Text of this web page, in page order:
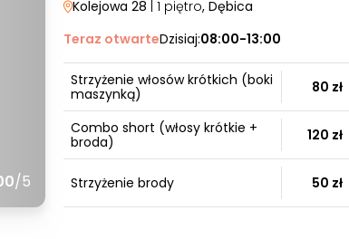
/5
Kolejowa 28 | 1 piętro, Dębica
Teraz otwarteDzisiaj:08:00-13:00
Strzyżenie włosów krótkich (boki
maszynką)
80 zł
Combo short (włosy krótkie +
broda)
120 zł
Strzyżenie brody 50 zł